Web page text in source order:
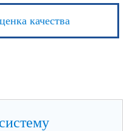
качества